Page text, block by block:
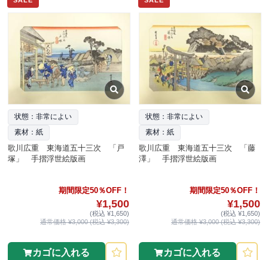
状態：非常によい
素材：紙
歌川広重 東海道五十三次 「戸
塚」 手摺浮世絵版画
期間限定50％OFF！
¥1,500
(税込 ¥1,650)
通常価格 ¥3,000 (税込 ¥3,300)
カゴに入れる
状態：非常によい
素材：紙
歌川広重 東海道五十三次 「藤
澤」 手摺浮世絵版画
期間限定50％OFF！
¥1,500
(税込 ¥1,650)
通常価格 ¥3,000 (税込 ¥3,300)
カゴに入れる